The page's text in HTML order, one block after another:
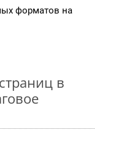
форматов на
в